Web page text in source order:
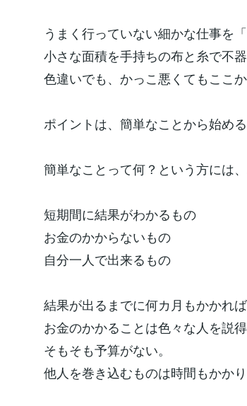
うまく行っていない細かな仕事を
小さな面積を手持ちの布と糸で不
色違いでも、かっこ悪くてもここか
ポイントは、簡単なことから始める
簡単なことって何？という方には
短期間に結果がわかるもの
お金のかからないもの
自分一人で出来るもの
結果が出るまでに何カ月もかかれ
お金のかかることは色々な人を説
そもそも予算がない。
他人を巻き込むものは時間もかか